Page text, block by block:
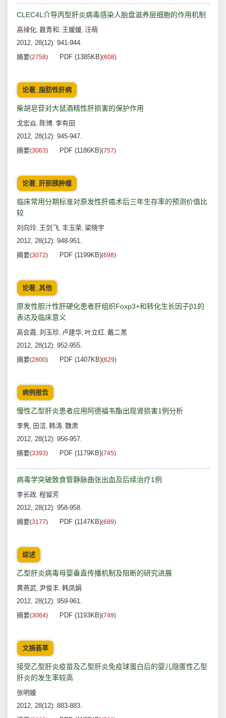
CLEC4L介导丙型肝炎病毒感染人胎盘滋养层细胞的作用机制
高禄化, 聂青和 , 王媛媛, 汪萌
2012, 28(12): 941-944.
摘要(2758) PDF (1385KB)(608)
论著_脂肪性肝病
柴胡皂苷对大鼠酒精性肝损害的保护作用
戈宏焱, 陈博, 李有田
2012, 28(12): 945-947.
摘要(3063) PDF (1186KB)(757)
论著_肝胆胰肿瘤
临床常用分期标准对原发性肝癌术后三年生存率的预测价值比
较
刘向玲, 王剑飞, 丰玉荣, 梁晓宇
2012, 28(12): 948-951.
摘要(3072) PDF (1199KB)(698)
论著_其他
原发性胆汁性肝硬化患者肝组织Foxp3+和转化生长因子β1的
表达及临床意义
高会霞, 刘玉珍, 卢建华, 叶立红, 戴二黑
2012, 28(12): 952-955.
摘要(2800) PDF (1407KB)(629)
病例报告
慢性乙型肝炎患者应用阿德福韦酯出现肾损害1例分析
李隽, 田洁, 韩涛, 魏肃
2012, 28(12): 956-957.
摘要(3393) PDF (1179KB)(745)
病毒学突破致食管静脉曲张出血及后续治疗1例
李长政, 程留芳
2012, 28(12): 958-958.
摘要(3177) PDF (1147KB)(689)
综述
乙型肝炎病毒母婴垂直传播机制及阻断的研究进展
黄燕武, 尹俊丰, 韩凤娟
2012, 28(12): 959-961.
摘要(3064) PDF (1193KB)(749)
文摘荟萃
接受乙型肝炎疫苗及乙型肝炎免疫球蛋白后的婴儿隐匿性乙型
肝炎的发生率较高
张明媛
2012, 28(12): 883-883.